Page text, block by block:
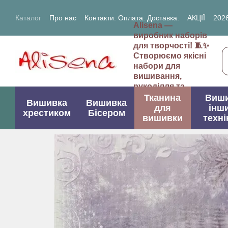
Каталог
Про нас Контакти. Оплата. Доставка. АКЦІЇ
Alisena —
виробник наборів
для творчості! 🧵✨
Створюємо якісні
набори для
вишивання,
рукоділля та
творчих проектів.
Вишивка
хрестиком
Вишивка
Бісером
Тканина
для
вишивки